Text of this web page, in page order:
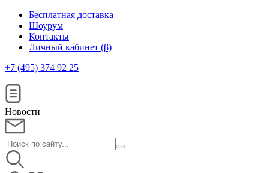
Бесплатная доставка
Шоурум
Контакты
Личный кабинет (β)
+7 (495) 374 92 25
Новости